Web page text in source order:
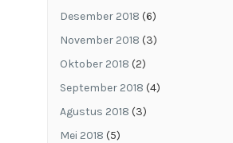
Desember 2018 (6)
November 2018 (3)
Oktober 2018 (2)
September 2018 (4)
Agustus 2018 (3)
Mei 2018 (5)